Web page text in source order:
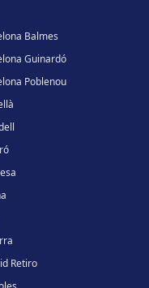
Balmes
Guinardó
Poblenou
Retiro